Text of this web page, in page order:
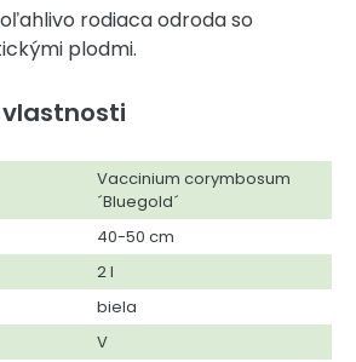
rodiaca odroda so
plodmi.
Vaccinium corymbosum
´Bluegold´
40-50 cm
2 l
biela
V